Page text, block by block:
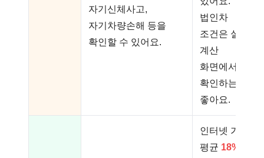
자기신체사고,
자기차량손해 등을
확인할 수 있어요.
법인차
조건은 실제
계산
화면에서
확인하는 게
좋아요.
인터넷 가입
평균 18%